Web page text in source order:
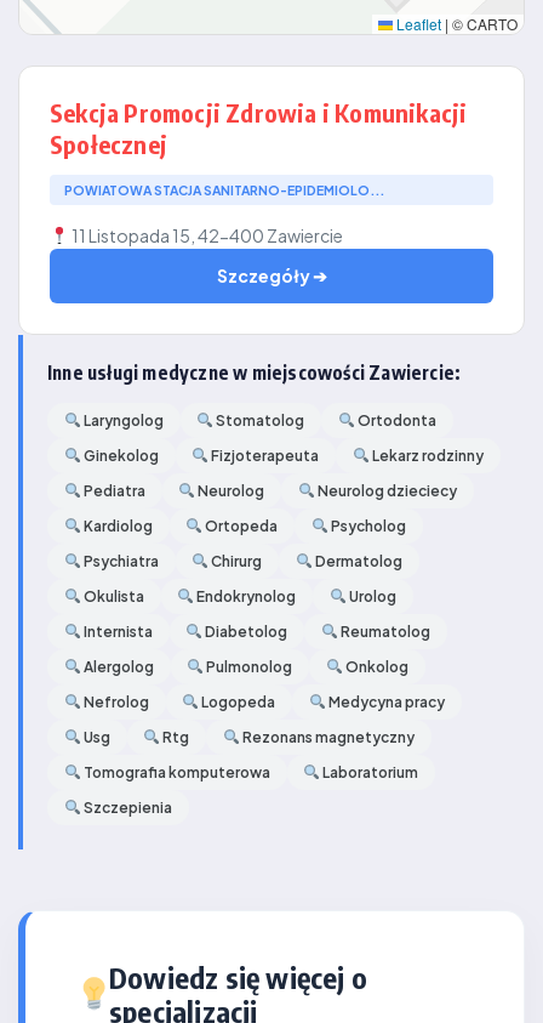
Leaflet | © CARTO
Sekcja Promocji Zdrowia i Komunikacji
Społecznej
POWIATOWA STACJA SANITARNO-EPIDEMIOLO...
11 Listopada 15, 42-400 Zawiercie
Szczegóły ➔
Inne usługi medyczne w miejscowości Zawiercie:
Laryngolog Stomatolog
Ortodonta
Ginekolog
Fizjoterapeuta
Lekarz rodzinny
Pediatra
Neurolog
Neurolog dzieciecy
Kardiolog
Ortopeda
Psycholog
Psychiatra
Chirurg
Dermatolog
Okulista
Endokrynolog
Urolog
Internista
Diabetolog
Reumatolog
Alergolog
Pulmonolog
Onkolog
Nefrolog
Logopeda
Medycyna pracy
Usg
Rtg
Rezonans magnetyczny
Tomografia komputerowa
Laboratorium
Szczepienia
Dowiedz się więcej o
specjalizacji